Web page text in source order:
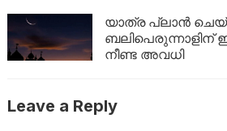
യാത്ര പ്ലാൻ
ബലിപെരുന്നാളിന്
നീണ്ട അവധി
Leave a Reply